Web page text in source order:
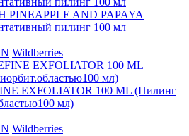
PINEAPPLE AND PAPAYA
пилинг 100 мл
Wildberries
EXFOLIATOR 100 ML (Пилинг
мл)
Wildberries